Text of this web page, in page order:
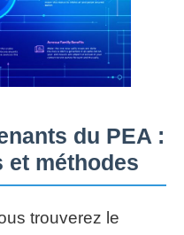
du PEA :
et méthodes
trouverez le